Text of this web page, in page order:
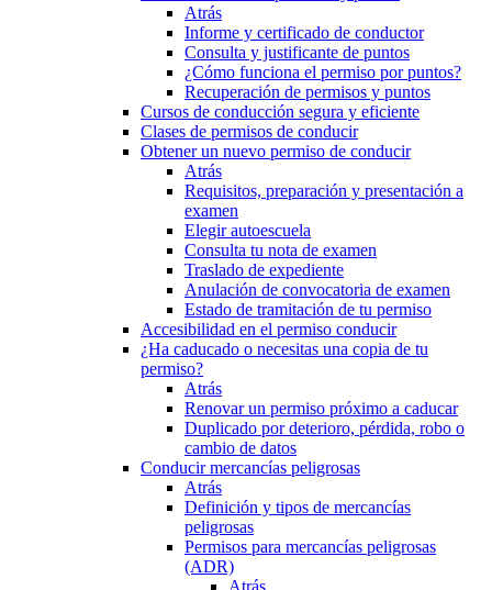
Atrás
Informe y certificado de conductor
Consulta y justificante de puntos
¿Cómo funciona el permiso por puntos?
Recuperación de permisos y puntos
Cursos de conducción segura y eficiente
Clases de permisos de conducir
Obtener un nuevo permiso de conducir
Atrás
Requisitos, preparación y presentación a
examen
Elegir autoescuela
Consulta tu nota de examen
Traslado de expediente
Anulación de convocatoria de examen
Estado de tramitación de tu permiso
Accesibilidad en el permiso conducir
¿Ha caducado o necesitas una copia de tu
permiso?
Atrás
Renovar un permiso próximo a caducar
Duplicado por deterioro, pérdida, robo o
cambio de datos
Conducir mercancías peligrosas
Atrás
Definición y tipos de mercancías
peligrosas
Permisos para mercancías peligrosas
(ADR)